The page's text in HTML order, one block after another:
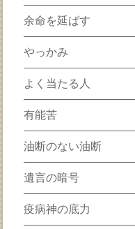
余命を延ばす
やっかみ
よく当たる人
有能苦
油断のない油断
遺言の暗号
疫病神の底力